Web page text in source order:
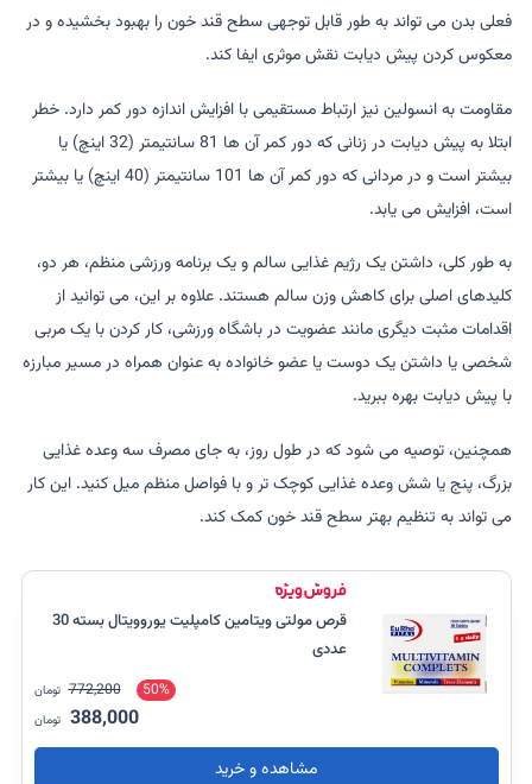
فعلی بدن می تواند به طور قابل توجهی سطح قند خون را بهبود بخشیده و در
معکوس کردن پیش دیابت نقش موثری ایفا کند.
مقاومت به انسولین نیز ارتباط مستقیمی با افزایش اندازه دور کمر دارد. خطر
ابتلا به پیش دیابت در زنانی که دور کمر آن ها 81 سانتیمتر (32 اینچ) یا
بیشتر است و در مردانی که دور کمر آن ها 101 سانتیمتر (40 اینچ) یا بیشتر
است، افزایش می یابد.
به طور کلی، داشتن یک رژیم غذایی سالم و یک برنامه ورزشی منظم، هر دو،
کلیدهای اصلی برای کاهش وزن سالم هستند. علاوه بر این، می توانید از
اقدامات مثبت دیگری مانند عضویت در باشگاه ورزشی، کار کردن با یک مربی
شخصی یا داشتن یک دوست یا عضو خانواده به عنوان همراه در مسیر مبارزه
با پیش دیابت بهره ببرید.
همچنین، توصیه می شود که در طول روز، به جای مصرف سه وعده غذایی
بزرگ، پنج یا شش وعده غذایی کوچک تر و با فواصل منظم میل کنید. این کار
می تواند به تنظیم بهتر سطح قند خون کمک کند.
قرص مولتی ویتامین کامپلیت یوروویتال بسته 30
عددی
50%
772,200 تومان
388,000 تومان
مشاهده و خرید